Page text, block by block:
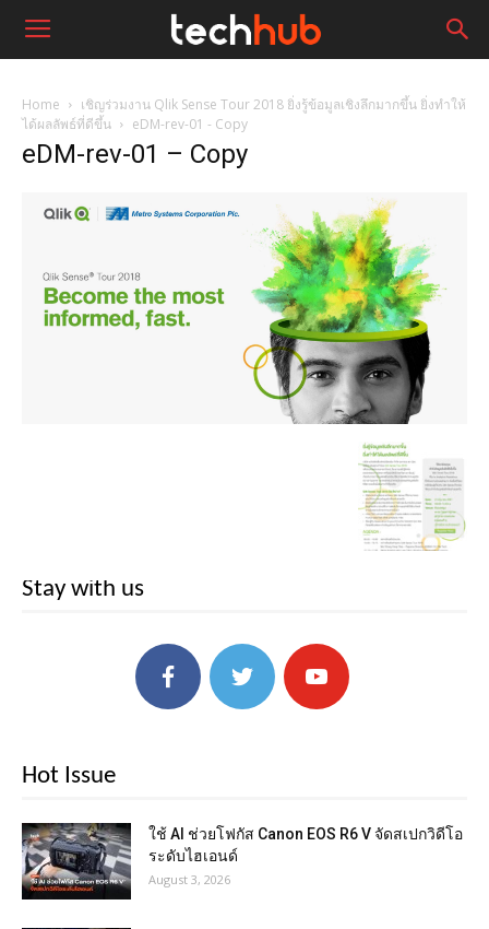
Home
เชิญร่วมงาน Qlik Sense Tour 2018 ยิ่งรู้ข้อมูลเชิงลึกมากขึ้น ยิ่งทำให้
ได้ผลลัพธ์ที่ดีขึ้น
eDM-rev-01 - Copy
eDM-rev-01 – Copy
Stay with us
Hot Issue
ใช้ AI ช่วยโฟกัส Canon EOS R6 V จัดสเปกวิดีโอ
ระดับไฮเอนด์
August 3, 2026